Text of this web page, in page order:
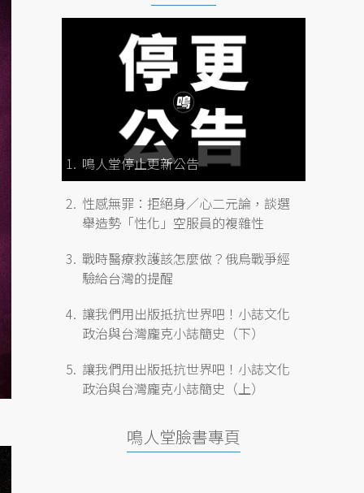
鳴人堂停止更新公告
性感無罪：拒絕身／心二元論，談選
舉造勢「性化」空服員的複雜性
戰時醫療救護該怎麼做？俄烏戰爭經
驗給台灣的提醒
讓我們用出版抵抗世界吧！小誌文化
政治與台灣龐克小誌簡史（下）
讓我們用出版抵抗世界吧！小誌文化
政治與台灣龐克小誌簡史（上）
鳴人堂臉書專頁